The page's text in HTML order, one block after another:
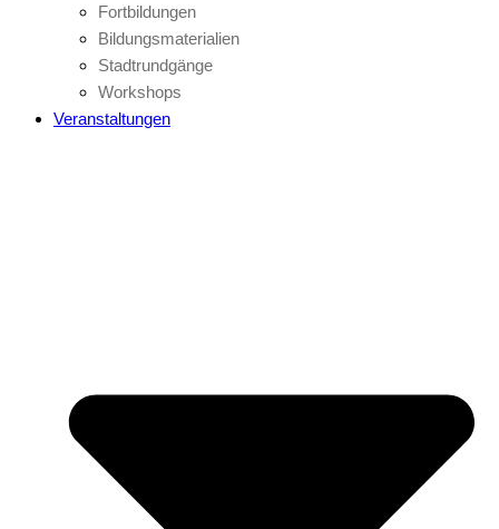
Fortbildungen
Bildungsmaterialien
Stadtrundgänge
Workshops
Veranstaltungen